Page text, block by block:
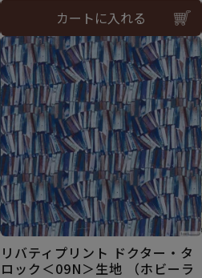
カートに入れる
リバティプリント ドクター・タ
ロック＜09N＞生地 （ホビーラ